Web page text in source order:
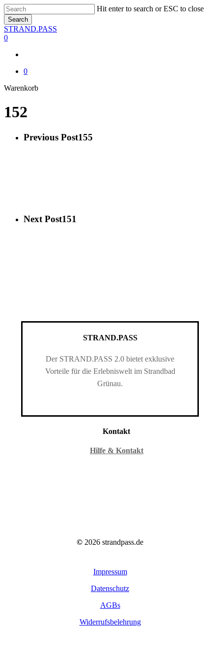
Skip
to
main
content
Hit enter to search or ESC to close
Search
Close
Search
STRAND.PASS
0
0
WarenkorbClose
152
Previous Post155
Next Post151
STRAND.PASS
Der STRAND.PASS 2.0 bietet exklusive
Vorteile für die Erlebniswelt im Strandbad
Grünau.
Kontakt
Hilfe & Kontakt
© 2026 strandpass.de
Impressum
Datenschutz
AGBs
Widerrufsbelehrung